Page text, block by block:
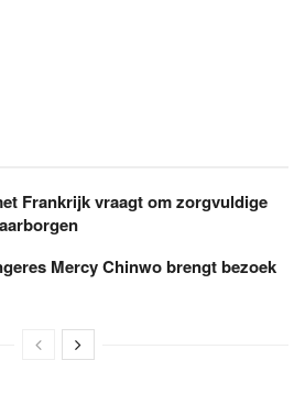
Frankrijk vraagt om zorgvuldige
Mercy Chinwo brengt bezoek